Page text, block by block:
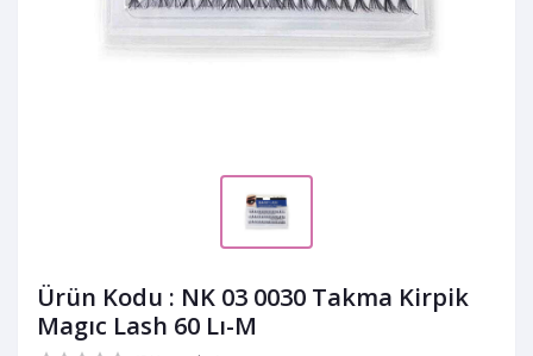
Ürün Kodu : NK 03 0030 Takma Kirpik
Magıc Lash 60 Lı-M